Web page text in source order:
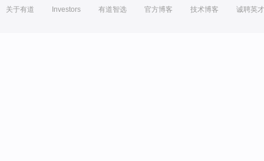
关于有道 Investors 有道智选 官方博客 技术博客 诚聘英才